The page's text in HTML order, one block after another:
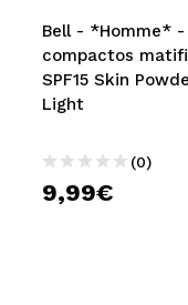
Bell - *Homme* -
compactos
SPF15 Skin
Light
(0)
9,99€